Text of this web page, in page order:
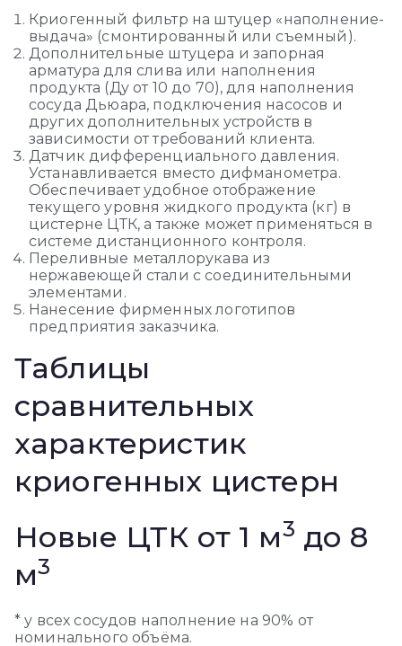
Криогенный фильтр на штуцер «наполнение-
выдача» (смонтированный или съемный).
Дополнительные штуцера и запорная
арматура для слива или наполнения
продукта (Ду от 10 до 70), для наполнения
сосуда Дьюара, подключения насосов и
других дополнительных устройств в
зависимости от требований клиента.
Датчик дифференциального давления.
Устанавливается вместо дифманометра.
Обеспечивает удобное отображение
текущего уровня жидкого продукта (кг) в
цистерне ЦТК, а также может применяться в
системе дистанционного контроля.
Переливные металлорукава из
нержавеющей стали с соединительными
элементами.
Нанесение фирменных логотипов
предприятия заказчика.
Таблицы
сравнительных
характеристик
криогенных цистерн
Новые ЦТК от 1 м3 до 8
м3
* у всех сосудов наполнение на 90% от
номинального объёма.